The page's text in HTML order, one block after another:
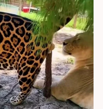
母獅面前「噴牠